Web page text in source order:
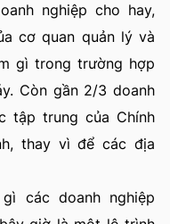
nghiệp cho hay,
cơ quan quản lý và
gì trong trường hợp
Còn gần 2/3 doanh
tập trung của Chính
thay vì để các địa
các doanh nghiệp